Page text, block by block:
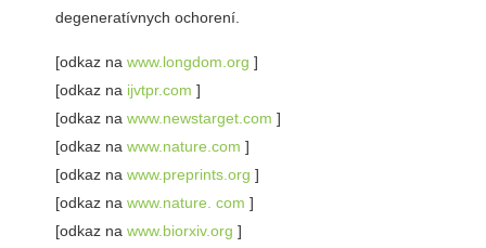
degeneratívnych ochorení.
[odkaz na www.longdom.org ]
[odkaz na ijvtpr.com ]
[odkaz na www.newstarget.com ]
[odkaz na www.nature.com ]
[odkaz na www.preprints.org ]
[odkaz na www.nature. com ]
[odkaz na www.biorxiv.org ]